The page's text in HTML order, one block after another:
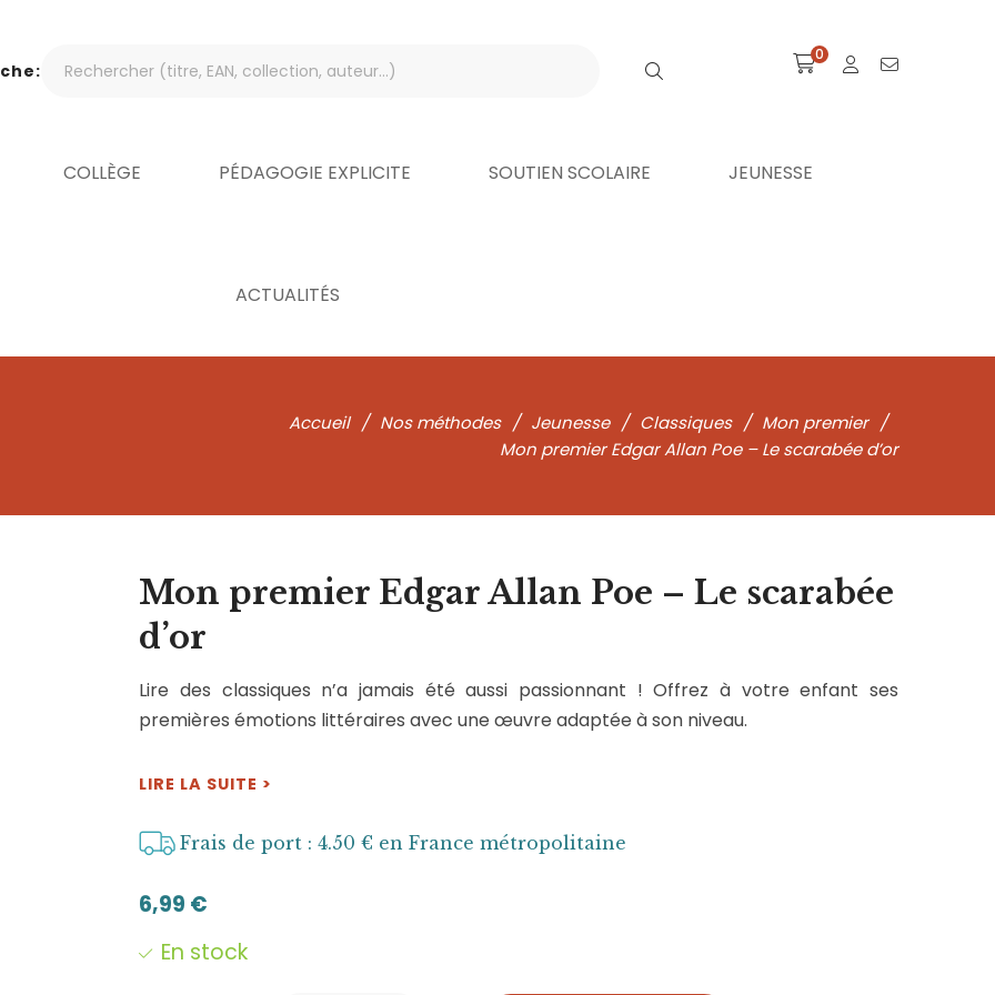
0
COLLÈGE PÉDAGOGIE EXPLICITE SOUTIEN SCOLAIRE JEUNESSE
ACTUALITÉS
Accueil / Nos méthodes / Jeunesse / Classiques / Mon premier /
Mon premier Edgar Allan Poe – Le scarabée d’or
Mon premier Edgar Allan Poe – Le scarabée
d’or
Lire des classiques n’a jamais été aussi passionnant ! Offrez à votre enfant ses
premières émotions littéraires avec une œuvre adaptée à son niveau.
LIRE LA SUITE >
Frais de port : 4.50 € en France métropolitaine
6,99 €
En stock